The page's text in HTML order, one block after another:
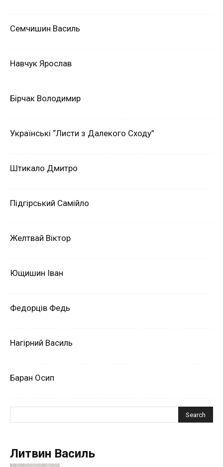
Семчишин Василь
Навчук Ярослав
Бірчак Володимир
Українські “Листи з Далекого Сходу”
Штикало Дмитро
Підгірський Самійло
Желтвай Віктор
Ющишин Іван
Федорців Федь
Нагірний Василь
Баран Осип
Литвин Василь